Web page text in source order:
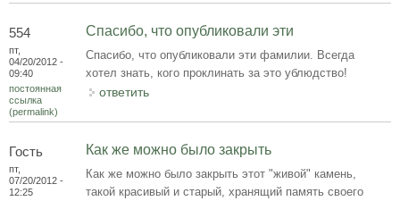
554
пт,
04/20/2012 -
09:40
постоянная
ссылка
(permalink)
Спасибо, что опубликовали эти
Спасибо, что опубликовали эти фамилии. Всегда
хотел знать, кого проклинать за это ублюдство!
ответить
Гость
пт,
07/20/2012 -
12:25
Как же можно было закрыть
Как же можно было закрыть этот "живой" камень,
такой красивый и старый, хранящий память своего